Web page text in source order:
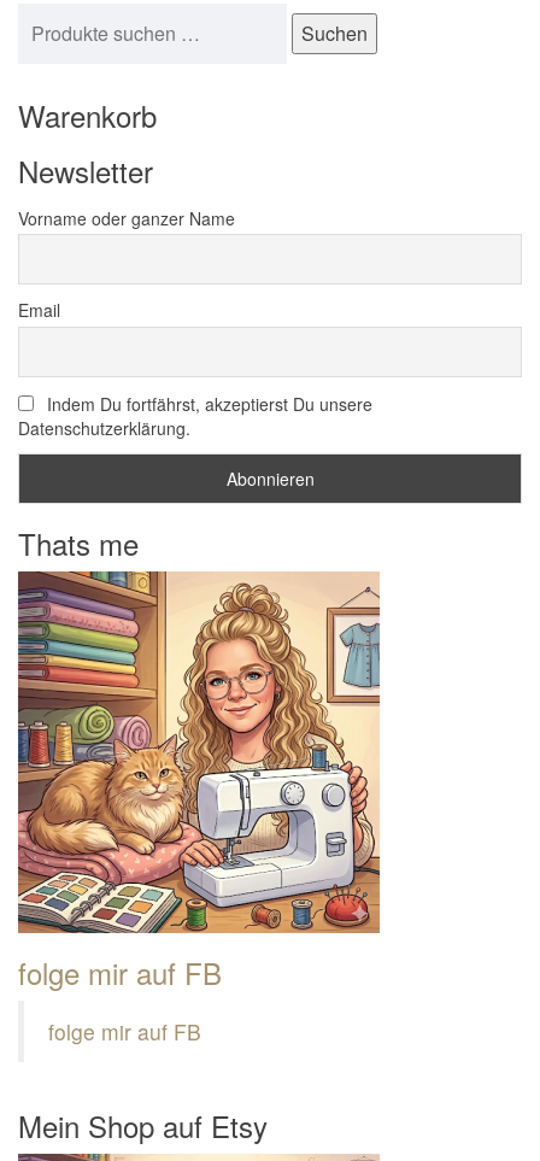
Suchen
Warenkorb
Newsletter
Vorname oder ganzer Name
Email
Indem Du fortfährst, akzeptierst Du unsere
Datenschutzerklärung.
Thats me
folge mir auf FB
folge mir auf FB
Mein Shop auf Etsy